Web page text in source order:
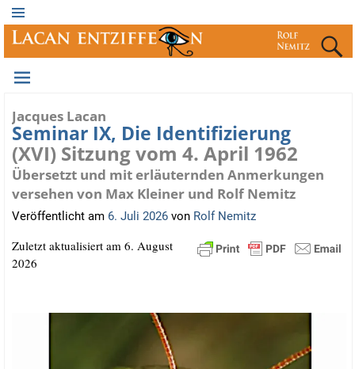
Jacques Lacan
Seminar IX, Die Identifizierung
(XVI) Sitzung vom 4. April 1962
Übersetzt und mit erläuternden Anmerkungen
versehen von Max Kleiner und Rolf Nemitz
Veröffentlicht am 6. Juli 2026 von Rolf Nemitz
Zuletzt aktua­li­siert am 6. August
2026